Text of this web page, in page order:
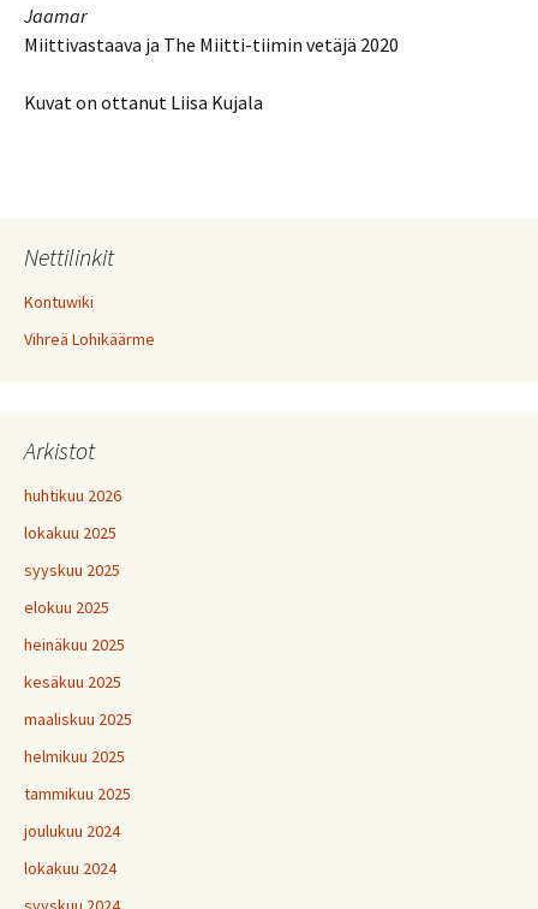
Jaamar
Miittivastaava ja The Miitti-tiimin vetäjä 2020
Kuvat on ottanut Liisa Kujala
Nettilinkit
Kontuwiki
Vihreä Lohikäärme
Arkistot
huhtikuu 2026
lokakuu 2025
syyskuu 2025
elokuu 2025
heinäkuu 2025
kesäkuu 2025
maaliskuu 2025
helmikuu 2025
tammikuu 2025
joulukuu 2024
lokakuu 2024